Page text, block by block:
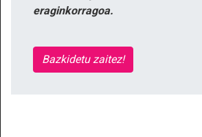
eraginkorragoa.
Bazkidetu zaitez!